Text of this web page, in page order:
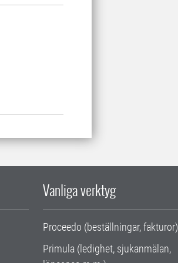
Vanliga verktyg
Proceedo (beställningar, fakturor)
Primula (ledighet, sjukanmälan,